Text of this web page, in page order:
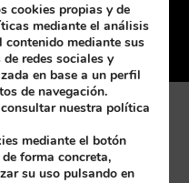
cookies propias y de
mediante el análisis
mediante sus
redes sociales y
en base a un perfil
de navegación.
nuestra política
mediante el botón
forma concreta,
su uso pulsando en